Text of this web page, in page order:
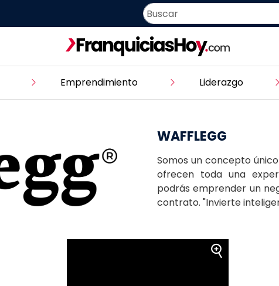
Emprendimiento Liderazgo
WAFFLEGG
Somos un concepto
ofrecen toda una
podrás emprender un
contrato. "Invierte